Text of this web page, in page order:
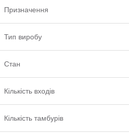
Призначення
Тип виробу
Стан
Кількість входів
Кількість тамбурів